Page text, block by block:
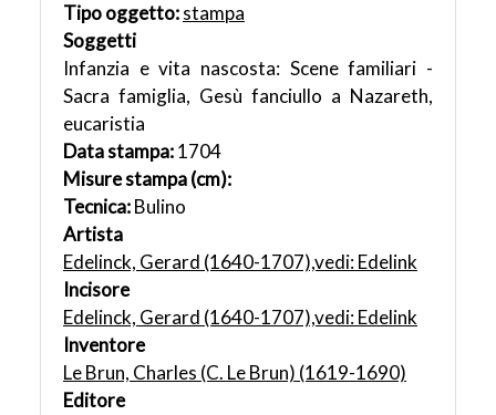
Tipo oggetto:stampa
Soggetti
Infanzia e vita nascosta: Scene familiari -
Sacra famiglia, Gesù fanciullo a Nazareth,
eucaristia
Data stampa:1704
Misure stampa (cm):
Tecnica:Bulino
Artista
Edelinck, Gerard (1640-1707),vedi: Edelink
Incisore
Edelinck, Gerard (1640-1707),vedi: Edelink
Inventore
Le Brun, Charles (C. Le Brun) (1619-1690)
Editore